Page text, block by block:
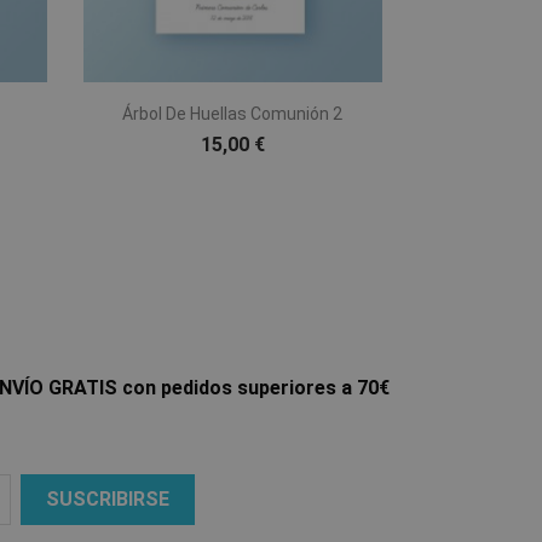
Vista rápida
Árbol De Huellas Comunión 2
15,00 €
GRATIS con pedidos superiores a 70€